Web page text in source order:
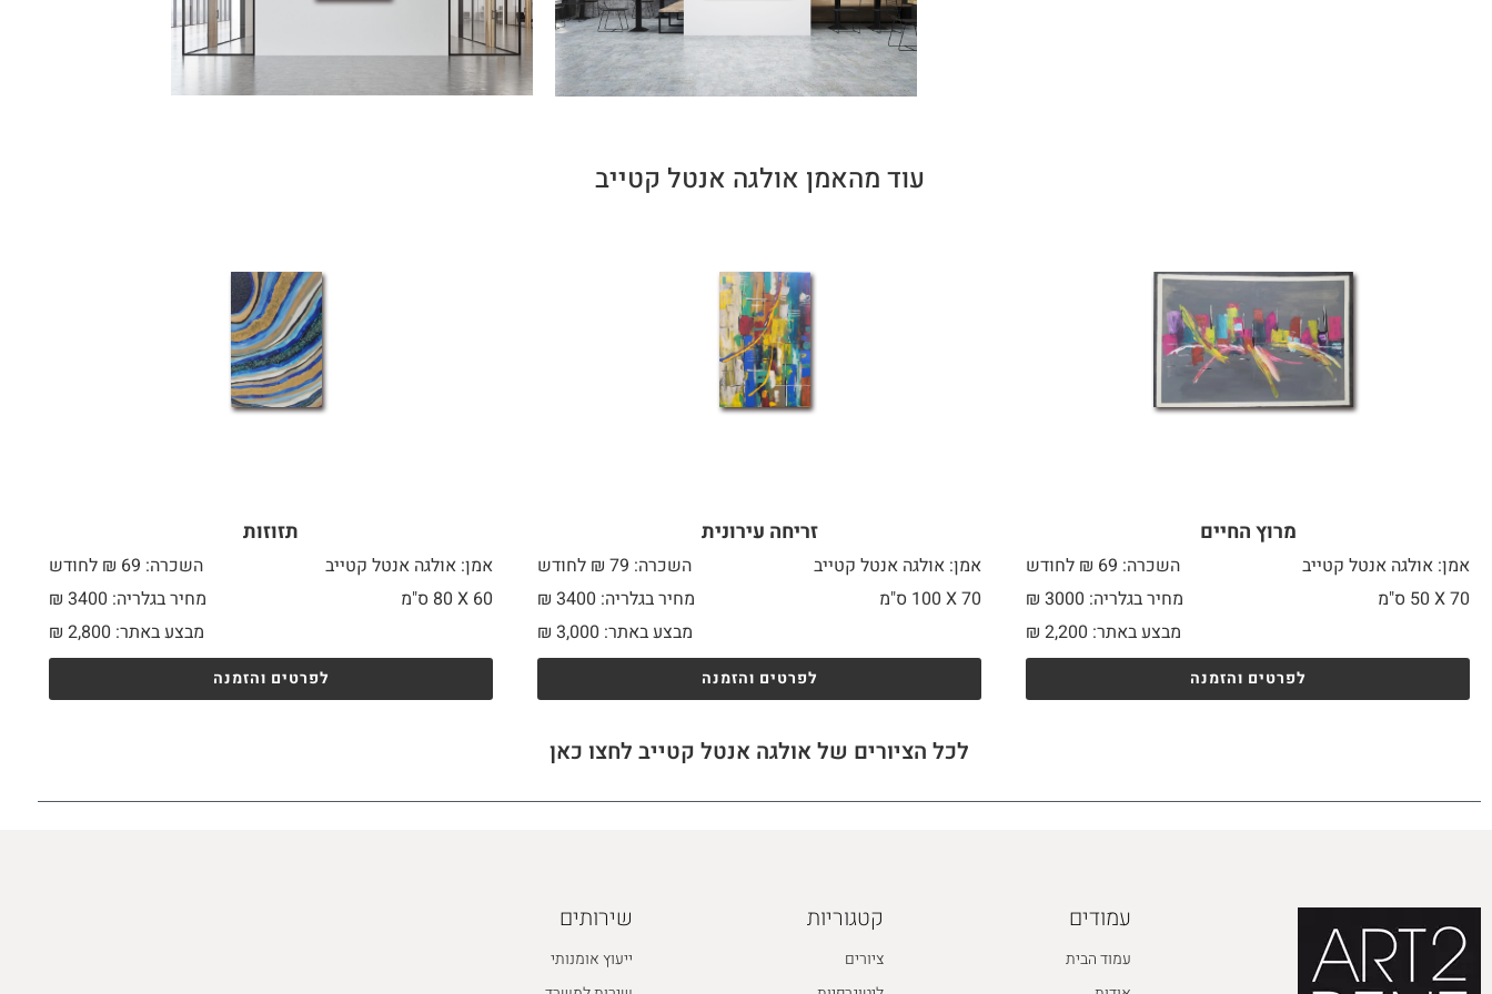
עוד מהאמן אולגה אנטל קטייב
מרוץ החיים
אמן: אולגה אנטל קטייב
השכרה: 69 ₪ לחודש
70 X
מחיר בגלריה: 3000 ₪
מבצע באתר:
₪ 2,200
לפרטים והזמנה
זריחה עירונית
אמן: אולגה אנטל קטייב
השכרה: 79 ₪ לחודש
70 X
מחיר בגלריה: 3400 ₪
מבצע באתר:
₪ 3,000
לפרטים והזמנה
תזוזות
אמן: אולגה אנטל קטייב
השכרה: 69 ₪ לחודש
60 X
מחיר בגלריה: 3400 ₪
מבצע באתר:
₪ 2,800
לפרטים והזמנה
לכל הציורים של אולגה אנטל קטייב לחצו כאן
עמודים
עמוד הבית
קטגוריות
ציורים
שירותים
ייעוץ אומנותי